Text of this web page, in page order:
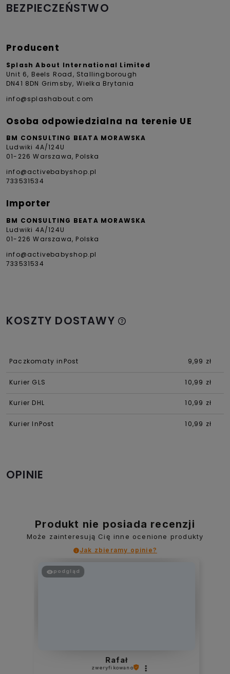
BEZPIECZEŃSTWO
Producent
Splash About International Limited
Unit 6, Beels Road, Stallingborough
DN41 8DN Grimsby, Wielka Brytania
info@splashabout.com
Osoba odpowiedzialna na terenie UE
BM CONSULTING BEATA MORAWSKA
Ludwiki 4A/124U
01-226 Warszawa, Polska
info@activebabyshop.pl
733531534
Importer
BM CONSULTING BEATA MORAWSKA
Ludwiki 4A/124U
01-226 Warszawa, Polska
info@activebabyshop.pl
733531534
KOSZTY DOSTAWY
Paczkomaty inPost 9,99 zł
Kurier GLS 10,99 zł
Kurier DHL 10,99 zł
Kurier InPost 10,99 zł
OPINIE
Produkt nie posiada recenzji
Może zainteresują Cię inne ocenione produkty
Jak zbieramy opinie?
podgląd
Rafał
zweryfikowano